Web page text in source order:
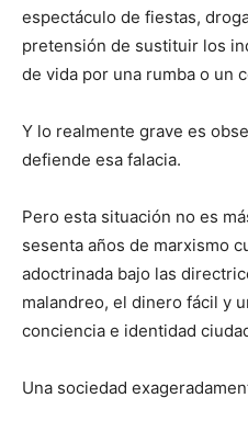
espectáculo de fiestas,
pretensión de sustituir los
de vida por una rumba o un
Y lo realmente grave es
defiende esa falacia.
Pero esta situación no es
sesenta años de marxismo
adoctrinada bajo las
malandreo, el dinero fácil y
conciencia e identidad
Una sociedad